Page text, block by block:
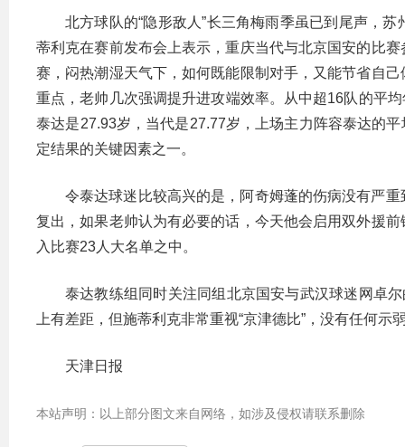
北方球队的“隐形敌人”长三角梅雨季虽已到尾声，
蒂利克在赛前发布会上表示，重庆当代与北京国安的比
赛，闷热潮湿天气下，如何既能限制对手，又能节省自
重点，老帅几次强调提升进攻端效率。从中超16队的平
泰达是27.93岁，当代是27.77岁，上场主力阵容泰达的
定结果的关键因素之一。
令泰达球迷比较高兴的是，阿奇姆蓬的伤病没有严
复出，如果老帅认为有必要的话，今天他会启用双外援
入比赛23人大名单之中。
泰达教练组同时关注同组北京国安与武汉球迷网卓
上有差距，但施蒂利克非常重视“京津德比”，没有任何示
天津日报
本站声明：以上部分图文来自网络，如涉及侵权请联系删除